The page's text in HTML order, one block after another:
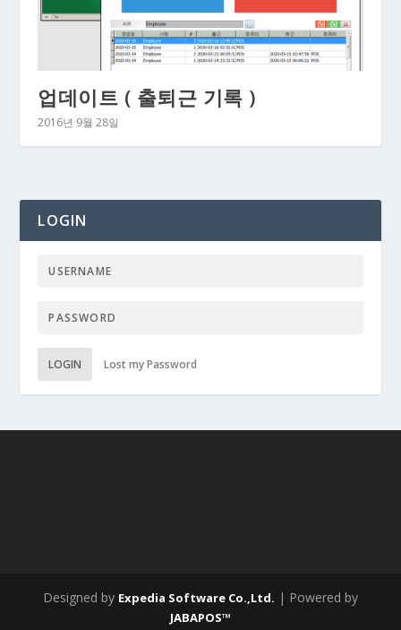
업데이트 ( 출퇴근 기록 )
2016년 9월 28일
LOGIN
LOGIN Lost my Password
Designed by Expedia Software Co.,Ltd. | Powered by
JABAPOS™